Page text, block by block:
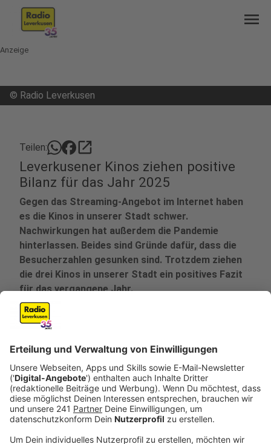
menu
Anzeige
© Radio Leverkusen
Teilen: open_in_new
Leverkusener Kinos ziehen positive
Bilanz für das Jahr 2025
Gegen das Streaming-Angebot im Internet haben
es die Kinos in unserer Stadt schwer.
Nachwirkungen hat außerdem die Pandemie
hinterlassen. Beides sind Gründe dafür, dass die
Besucherzahlen gesunken sind. Trotzdem ziehen
die drei Kinos in unserer Stadt ein positives Fazit
für das vergangene Jahr.
Veröffentlicht:
Anzeige
Besucherzahlen
Anzeige